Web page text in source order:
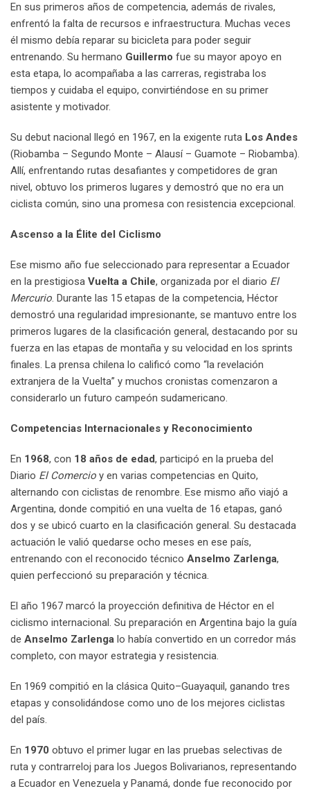
En sus primeros años de competencia, además de rivales,
enfrentó la falta de recursos e infraestructura. Muchas veces
él mismo debía reparar su bicicleta para poder seguir
entrenando. Su hermano Guillermo fue su mayor apoyo en
esta etapa, lo acompañaba a las carreras, registraba los
tiempos y cuidaba el equipo, convirtiéndose en su primer
asistente y motivador.
Su debut nacional llegó en 1967, en la exigente ruta Los Andes
(Riobamba – Segundo Monte – Alausí – Guamote – Riobamba).
Allí, enfrentando rutas desafiantes y competidores de gran
nivel, obtuvo los primeros lugares y demostró que no era un
ciclista común, sino una promesa con resistencia excepcional.
Ascenso a la Élite del Ciclismo
Ese mismo año fue seleccionado para representar a Ecuador
en la prestigiosa Vuelta a Chile, organizada por el diario El
Mercurio. Durante las 15 etapas de la competencia, Héctor
demostró una regularidad impresionante, se mantuvo entre los
primeros lugares de la clasificación general, destacando por su
fuerza en las etapas de montaña y su velocidad en los sprints
finales. La prensa chilena lo calificó como “la revelación
extranjera de la Vuelta” y muchos cronistas comenzaron a
considerarlo un futuro campeón sudamericano.
Competencias Internacionales y Reconocimiento
En 1968, con 18 años de edad, participó en la prueba del
Diario El Comercio y en varias competencias en Quito,
alternando con ciclistas de renombre. Ese mismo año viajó a
Argentina, donde compitió en una vuelta de 16 etapas, ganó
dos y se ubicó cuarto en la clasificación general. Su destacada
actuación le valió quedarse ocho meses en ese país,
entrenando con el reconocido técnico Anselmo Zarlenga,
quien perfeccionó su preparación y técnica.
El año 1967 marcó la proyección definitiva de Héctor en el
ciclismo internacional. Su preparación en Argentina bajo la guía
de Anselmo Zarlenga lo había convertido en un corredor más
completo, con mayor estrategia y resistencia.
En 1969 compitió en la clásica Quito–Guayaquil, ganando tres
etapas y consolidándose como uno de los mejores ciclistas
del país.
En 1970 obtuvo el primer lugar en las pruebas selectivas de
ruta y contrarreloj para los Juegos Bolivarianos, representando
a Ecuador en Venezuela y Panamá, donde fue reconocido por